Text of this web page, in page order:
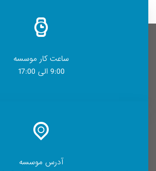
ساعت کار موسسه
9:00 الی 17:00
آدرس موسسه